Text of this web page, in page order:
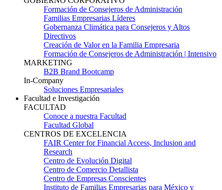
Formación de Consejeros de Administración
Familias Empresarias Líderes
Gobernanza Climática para Consejeros y Altos
Directivos
Creación de Valor en la Familia Empresaria
Formación de Consejeros de Administración | Intensivo
MARKETING
B2B Brand Bootcamp
In-Company
Soluciones Empresariales
Facultad e Investigación
FACULTAD
Conoce a nuestra Facultad
Facultad Global
CENTROS DE EXCELENCIA
FAIR Center for Financial Access, Inclusion and
Research
Centro de Evolución Digital
Centro de Comercio Detallista
Centro de Empresas Conscientes
Instituto de Familias Empresarias para México y